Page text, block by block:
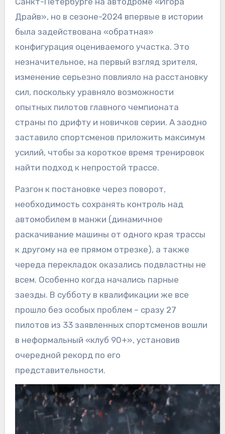
Драйв», но в сезоне-2024 впервые в истории
была задействована «обратная»
конфигурация оцениваемого участка. Это
незначительное, на первый взгляд зрителя,
изменение серьезно повлияло на расстановку
сил, поскольку уравняло возможности
опытных пилотов главного чемпионата
страны по дрифту и новичков серии. А заодно
заставило спортсменов приложить максимум
усилий, чтобы за короткое время тренировок
найти подход к непростой трассе.
Разгон к постановке через поворот,
необходимость сохранять контроль над
автомобилем в манжи (динамичное
раскачивание машины от одного края трассы
к другому на ее прямом отрезке), а также
череда перекладок оказались подвластны не
всем. Особенно когда начались парные
заезды. В субботу в квалификации же все
прошло без особых проблем – сразу 27
пилотов из 33 заявленных спортсменов вошли
в неформальный «клуб 90+», установив
очередной рекорд по его
представительности.